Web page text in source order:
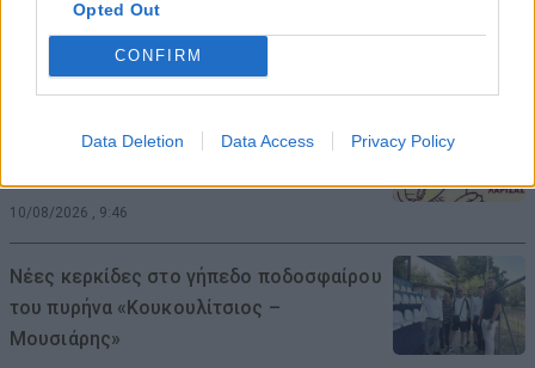
Opted Out
CONFIRM
Data Deletion Data Access Privacy Policy
δεκαπενταύγουστου στο κρεοπωλείο
Καρέλας στον Τύρναβο
10/08/2026 , 10:09
Ανακοίνωση της ΕΛΜΕ Ν. Λάρισας για τη
10/08/2026 , 9:46
Νέες κερκίδες στο γήπεδο ποδοσφαίρου
του πυρήνα «Κουκουλίτσιος –
Μουσιάρης»